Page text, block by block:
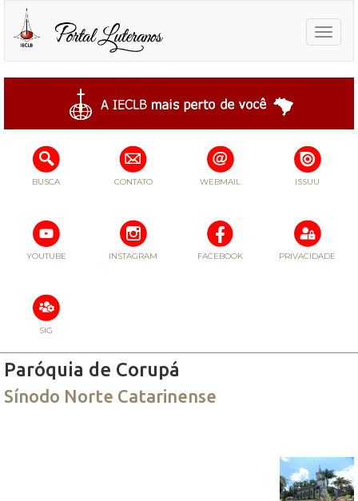
Toggle
BUSCA CONTATO WEBMAIL ISSUU
YOUTUBE INSTAGRAM FACEBOOK PRIVACIDADE
SIG
Paróquia de Corupá
Sínodo Norte Catarinense